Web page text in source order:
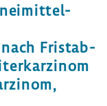
nach Frist­ab­